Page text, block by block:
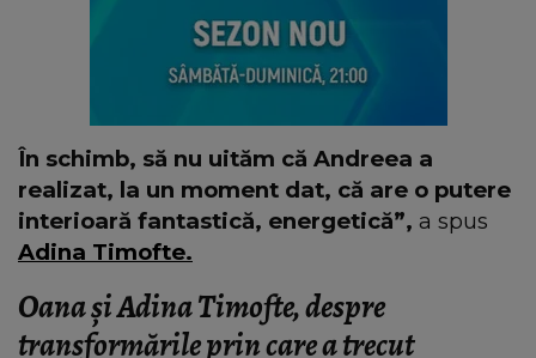
În schimb, să nu uităm că Andreea a
realizat, la un moment dat, că are o putere
interioară fantastică, energetică”, a spus
Adina Timofte.
Oana și Adina Timofte, despre
transformările prin care a trecut